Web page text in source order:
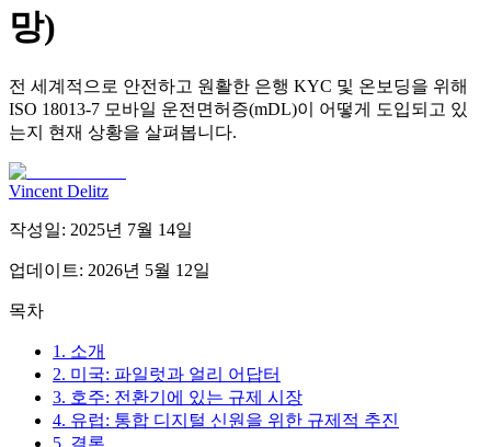
망)
전 세계적으로 안전하고 원활한 은행 KYC 및 온보딩을 위해
ISO 18013-7 모바일 운전면허증(mDL)이 어떻게 도입되고 있
는지 현재 상황을 살펴봅니다.
Vincent Delitz
작성일: 2025년 7월 14일
업데이트: 2026년 5월 12일
목차
1. 소개
2. 미국: 파일럿과 얼리 어답터
3. 호주: 전환기에 있는 규제 시장
4. 유럽: 통합 디지털 신원을 위한 규제적 추진
5. 결론